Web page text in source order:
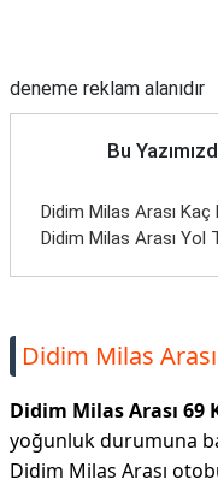
deneme reklam alanıdır
Bu
Didim Milas Arası
Didim Milas Arası Yol
Didim Milas
Didim Milas Arası 69
yoğunluk durumuna
Didim Milas Arası